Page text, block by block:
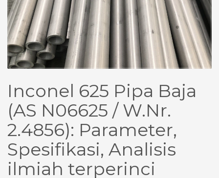
Inconel 625 Pipa Baja
(AS N06625 / W.Nr.
2.4856): Parameter,
Spesifikasi, Analisis
ilmiah terperinci